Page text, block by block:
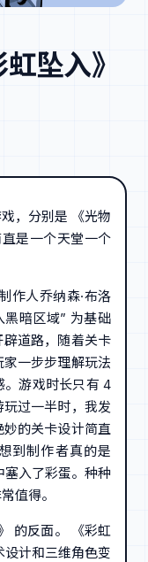
坠入》
，分别是 《光物
是一个天堂一个
作人乔纳森·布洛
黑暗区域” 为基础
道路，随着关卡
一步步理解玩法
。游戏时长只有 4
过一半时，我发
的关卡设计简直
到制作者真的是
塞入了彩蛋。种种
值得。
的反面。 《彩虹
计和三维角色变